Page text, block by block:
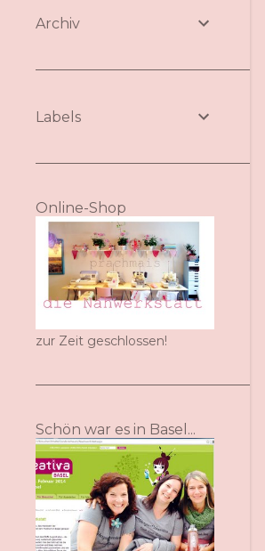
Archiv
Labels
Online-Shop
zur Zeit geschlossen!
Schön war es in Basel...